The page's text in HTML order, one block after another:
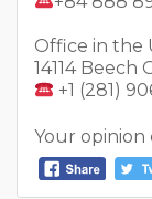
Office in the
14114 Beech
+1 (281)
Your opinion